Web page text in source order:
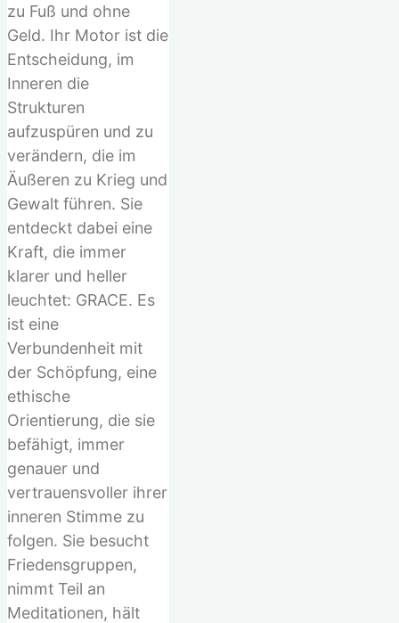
zu Fuß und ohne
Geld. Ihr Motor ist die
Entscheidung, im
Inneren die
Strukturen
aufzuspüren und zu
verändern, die im
Äußeren zu Krieg und
Gewalt führen. Sie
entdeckt dabei eine
Kraft, die immer
klarer und heller
leuchtet: GRACE. Es
ist eine
Verbundenheit mit
der Schöpfung, eine
ethische
Orientierung, die sie
befähigt, immer
genauer und
vertrauensvoller ihrer
inneren Stimme zu
folgen. Sie besucht
Friedensgruppen,
nimmt Teil an
Meditationen, hält